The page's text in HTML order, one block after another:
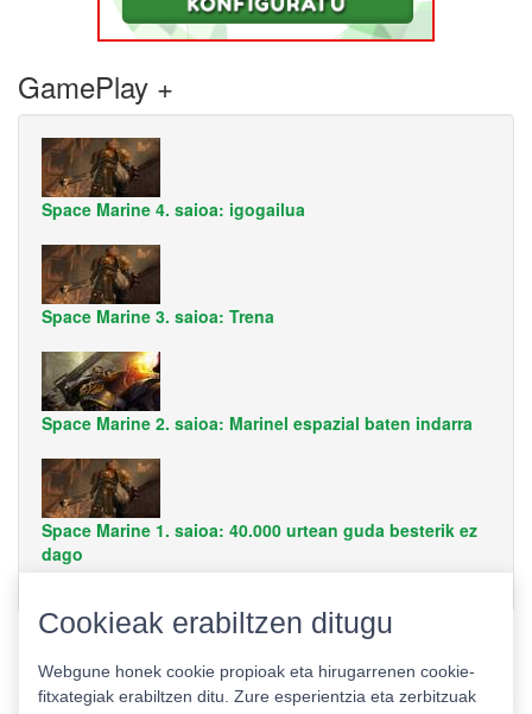
GamePlay +
Space Marine 4. saioa: igogailua
Space Marine 3. saioa: Trena
Space Marine 2. saioa: Marinel espazial baten indarra
Space Marine 1. saioa: 40.000 urtean guda besterik ez
dago
Cookieak erabiltzen ditugu
Webgune honek cookie propioak eta hirugarrenen cookie-
fitxategiak erabiltzen ditu. Zure esperientzia eta zerbitzuak